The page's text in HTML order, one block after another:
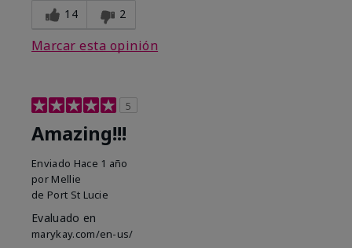
14 2
Marcar esta opinión
5
Amazing!!!
Enviado Hace 1 año
por Mellie
de Port St Lucie
Evaluado en
marykay.com/en-us/